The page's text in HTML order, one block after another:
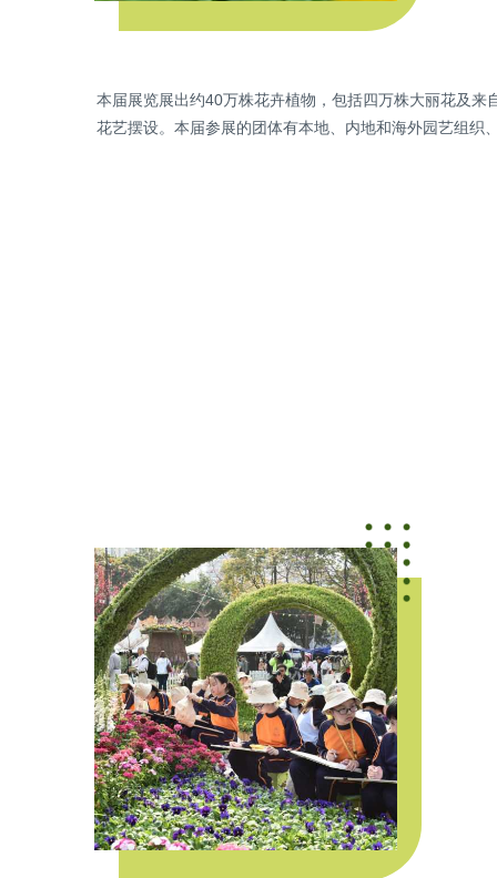
本届展览展出约40万株花卉植物，包括四万株大丽花及
花艺摆设。本届参展的团体有本地、内地和海外园艺组织